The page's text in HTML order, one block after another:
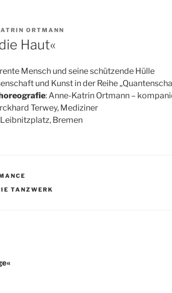
ORTMANN
Haut«
Mensch und seine schützende Hülle
und Kunst in der Reihe
: Anne-Katrin Ortmann –
Terwey, Mediziner
Bremen
TANZWERK